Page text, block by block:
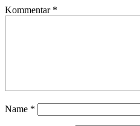
Kommentar *
Name *